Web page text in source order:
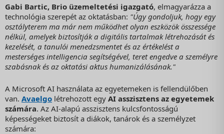
Gabi Bartic, Brio üzemeltetési igazgató, elmagyarázza a
technológia szerepét az oktatásban: "Úgy gondoljuk, hogy egy
osztályterem ma már nem működhet olyan eszközök összessége
nélkül, amelyek biztosítják a digitális tartalmak létrehozását és
kezelését, a tanulói menedzsmentet és az értékelést a
mesterséges intelligencia segítségével, teret engedve a személyre
szabásnak és az oktatási aktus humanizálásának."
A Microsoft AI használata az egyetemeken is fellendülőben
van. Avaelgo létrehozott egy AI asszisztens az egyetemek
számára. Az AI-alapú asszisztens kulcsfontosságú
képességeket biztosít a diákok, tanárok és a személyzet
számára: